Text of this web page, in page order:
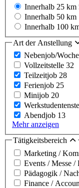
Innerhalb 25 km
Innerhalb 50 km
Innerhalb 100
Art der Anstellung
Nebenjob/
Vollzeitstelle 32
Teilzeitjob 28
Ferienjob 25
Minijob 20
Abendjob 13
Mehr anzeigen
Tätigkeitsbereich
Marketing /
Events / Messe /
Pädagogik /
Finance /